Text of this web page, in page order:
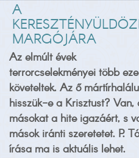
A
MARGÓJÁRA
Az elmúlt évek
terrorcselekményei több
követeltek. Az ő
hisszük-e a Krisztust?
másokat a hite igazáért, s
mások iránti szeretetet. P.
írása ma is aktuális lehet.